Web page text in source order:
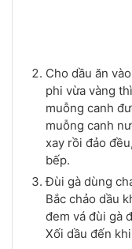
Cho dầu ăn
phi vừa vàng
muỗng canh
muỗng canh
xay rồi đảo
bếp.
Đùi gà dùng
Bắc chảo dầu
đem vá đùi gà
Xối dầu đến